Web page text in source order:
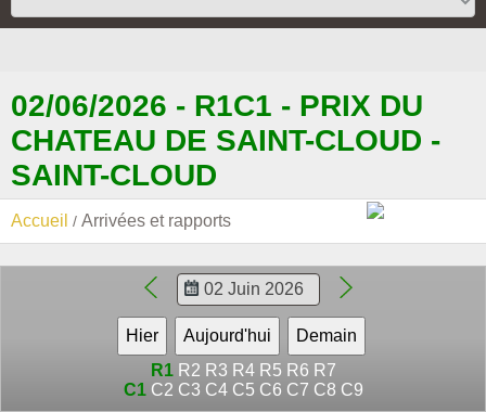
02/06/2026 - R1C1 - PRIX DU
CHATEAU DE SAINT-CLOUD -
SAINT-CLOUD
Accueil Arrivées et rapports
R1 R2 R3 R4 R5 R6 R7
C1 C2 C3 C4 C5 C6 C7 C8 C9